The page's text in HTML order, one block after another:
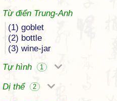
Từ điển Trung-Anh
(1) goblet
(2) bottle
(3) wine-jar
Tự hình
1
Dị thể 2